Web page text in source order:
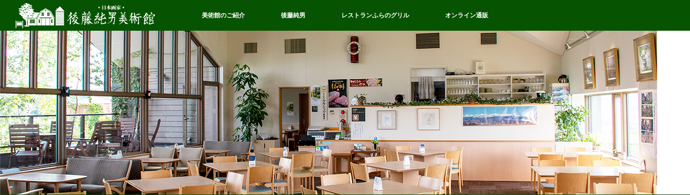
美術館のご紹介 後藤純男 レストランふらのグリル オンライン通販